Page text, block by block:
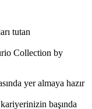
Collection by
yer almaya hazır
başında